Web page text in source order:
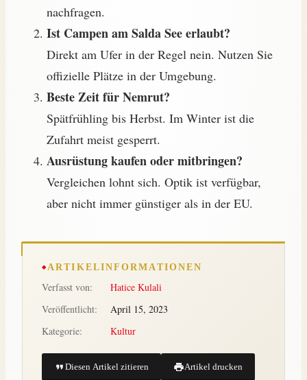
nachfragen.
Ist Campen am Salda See erlaubt?
Direkt am Ufer in der Regel nein. Nutzen Sie
offizielle Plätze in der Umgebung.
Beste Zeit für Nemrut?
Spätfrühling bis Herbst. Im Winter ist die
Zufahrt meist gesperrt.
Ausrüstung kaufen oder mitbringen?
Vergleichen lohnt sich. Optik ist verfügbar,
aber nicht immer günstiger als in der EU.
ARTIKELINFORMATIONEN
Verfasst von:
Hatice Kulali
Veröffentlicht:
April 15, 2023
Kategorie:
Kultur
Diesen Artikel zitieren Artikel drucken